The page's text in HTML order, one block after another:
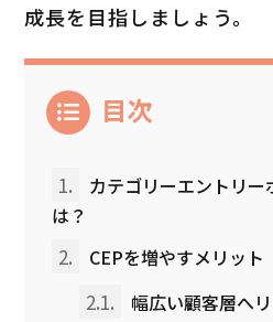
成長を目指しましょう。
目次
1.
カテゴリーエントリー
は？
2. CEPを増やすメリット
2.1. 幅広い顧客層へ